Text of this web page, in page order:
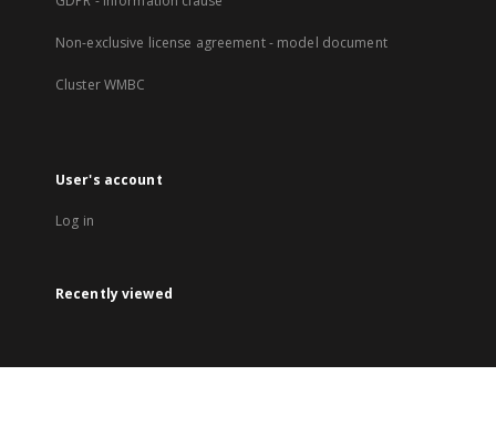
Non-exclusive license agreement - model document
Cluster WMBC
User's account
Log in
Recently viewed